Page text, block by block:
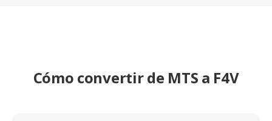
Cómo convertir de MTS a F4V